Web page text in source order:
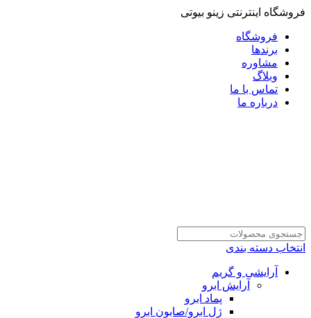
فروشگاه اینترنتی زینو بیوتی
فروشگاه
برندها
مشاوره
وبلاگ
تماس با ما
درباره ما
انتخاب دسته بندی
آرایشی و گریم
آرایش ابرو
پماد ابرو
ژل ابرو/صابون ابرو